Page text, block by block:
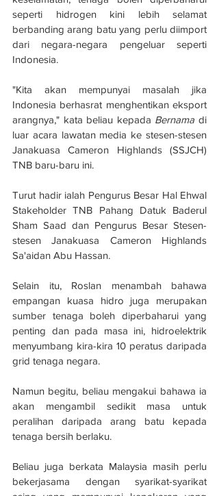
seperti hidrogen kini lebih selamat
berbanding arang batu yang perlu diimport
dari negara-negara pengeluar seperti
Indonesia.
"Kita akan mempunyai masalah jika
Indonesia berhasrat menghentikan eksport
arangnya," kata beliau kepada Bernama di
luar acara lawatan media ke stesen-stesen
Janakuasa Cameron Highlands (SSJCH)
TNB baru-baru ini.
Turut hadir ialah Pengurus Besar Hal Ehwal
Stakeholder TNB Pahang Datuk Baderul
Sham Saad dan Pengurus Besar Stesen-
stesen Janakuasa Cameron Highlands
Sa'aidan Abu Hassan.
Selain itu, Roslan menambah bahawa
empangan kuasa hidro juga merupakan
sumber tenaga boleh diperbaharui yang
penting dan pada masa ini, hidroelektrik
menyumbang kira-kira 10 peratus daripada
grid tenaga negara.
Namun begitu, beliau mengakui bahawa ia
akan mengambil sedikit masa untuk
peralihan daripada arang batu kepada
tenaga bersih berlaku.
Beliau juga berkata Malaysia masih perlu
bekerjasama dengan syarikat-syarikat